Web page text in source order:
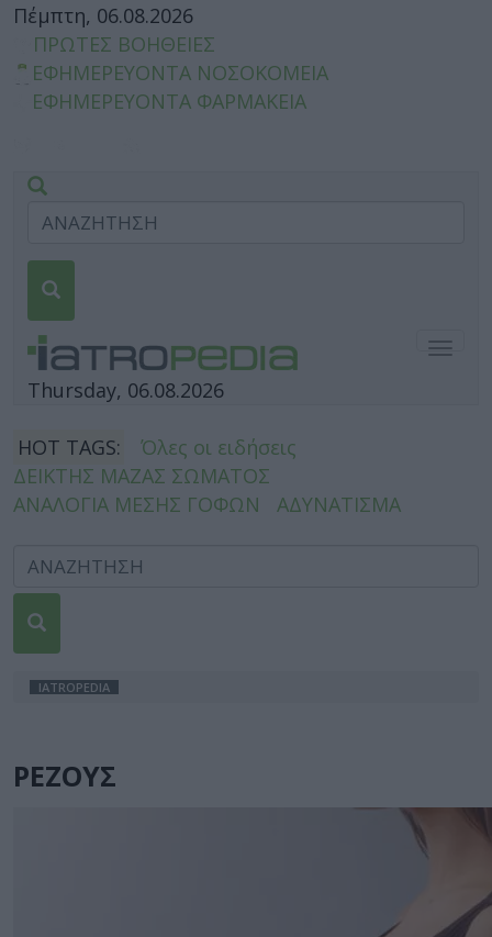
Πέμπτη, 06.08.2026
ΠΡΩΤΕΣ ΒΟΗΘΕΙΕΣ
ΕΦΗΜΕΡΕΥΟΝΤΑ ΝΟΣΟΚΟΜΕΙΑ
ΕΦΗΜΕΡΕΥΟΝΤΑ ΦΑΡΜΑΚΕΙΑ
Thursday, 06.08.2026
HOT TAGS:
Όλες οι ειδήσεις
ΔΕΙΚΤΗΣ ΜΑΖΑΣ ΣΩΜΑΤΟΣ
ΑΝΑΛΟΓΙΑ ΜΕΣΗΣ ΓΟΦΩΝ
ΑΔΥΝΑΤΙΣΜΑ
IATROPEDIA
ΡΕΖΟΥΣ